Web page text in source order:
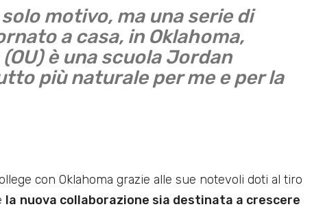
motivo, ma una serie di
a casa, in Oklahoma,
è una scuola Jordan
più naturale per me e per la
con Oklahoma grazie alle sue notevoli doti al tiro
la nuova collaborazione sia destinata a crescere